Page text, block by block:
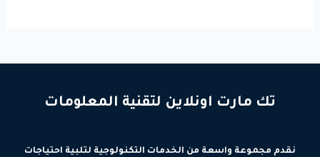
تك مارت اونلاين لتقنية المعلومات
نقدم مجموعة واسعة من الخدمات التكنولوجية لتلبية احتياجات